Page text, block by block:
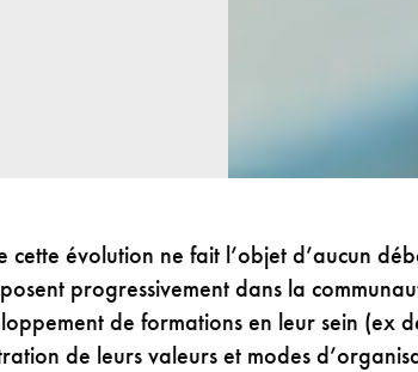
cette évolution ne fait l’objet d’aucun
progressivement dans la
de formations en leur sein (ex
de leurs valeurs et modes